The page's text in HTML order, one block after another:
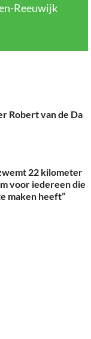
Reeuwijk
Robert van de Da
22 kilometer
voor iedereen die
maken heeft”